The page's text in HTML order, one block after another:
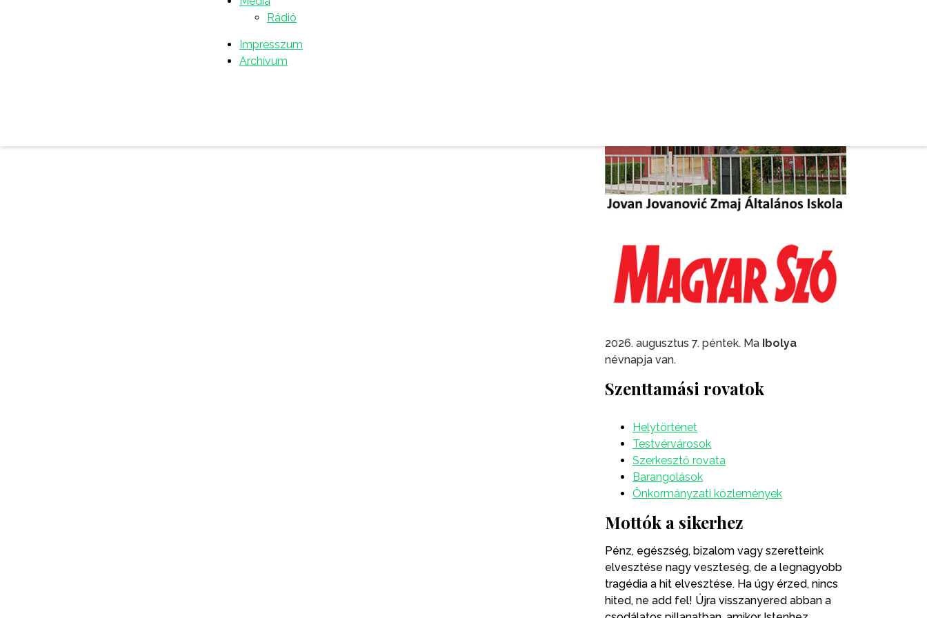
Rádió
Impresszum
Archívum
2026. augusztus 7. péntek. Ma Ibolya
névnapja van.
Szenttamási rovatok
Helytörténet
Testvérvárosok
Szerkesztő rovata
Barangolások
Önkormányzati közlemények
Mottók a sikerhez
Pénz, egészség, bizalom vagy szeretteink
elvesztése nagy veszteség, de a legnagyobb
tragédia a hit elvesztése. Ha úgy érzed, nincs
hited, ne add fel! Újra visszanyered abban a